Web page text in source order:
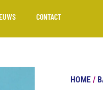
CONTACT
HOME /